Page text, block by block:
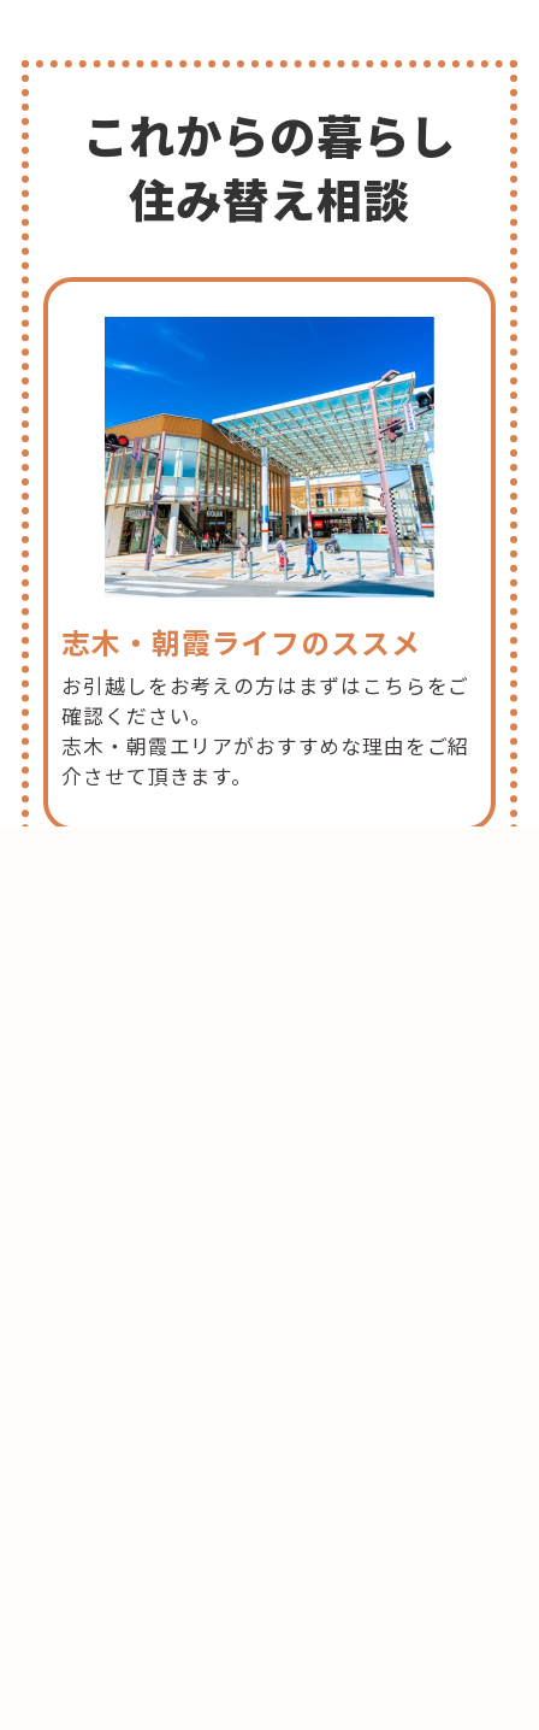
これからの暮らし
住み替え相談
志木・朝霞ライフのススメ
お引越しをお考えの方はまずはこちらをご
確認ください。
志木・朝霞エリアがおすすめな理由をご紹
介させて頂きます。